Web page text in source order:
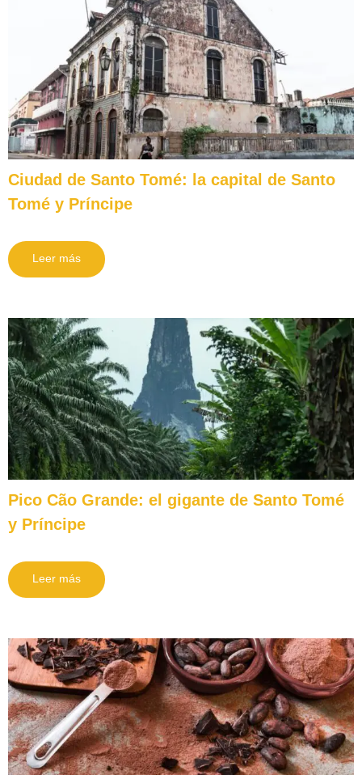
Ciudad de Santo Tomé: la capital de Santo
Tomé y Príncipe
Leer más
Pico Cão Grande: el gigante de Santo Tomé
y Príncipe
Leer más